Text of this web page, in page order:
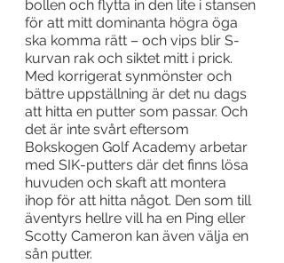
bollen och flytta in den lite i stansen
för att mitt dominanta högra öga
ska komma rätt – och vips blir S-
kurvan rak och siktet mitt i prick.
Med korrigerat synmönster och
bättre uppställning är det nu dags
att hitta en putter som passar. Och
det är inte svårt eftersom
Bokskogen Golf Academy arbetar
med SIK-putters där det finns lösa
huvuden och skaft att montera
ihop för att hitta något. Den som till
äventyrs hellre vill ha en Ping eller
Scotty Cameron kan även välja en
sån putter.